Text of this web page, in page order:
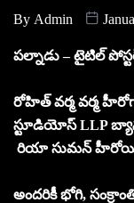
By Admin
పల్నాడు – టైటిల్
రోహిత్ వర్మ వర్మ హీరోగా
స్టూడియోస్ LLP
రియా సుమన్ హీరోయిన్
అందరికీ భోగి,